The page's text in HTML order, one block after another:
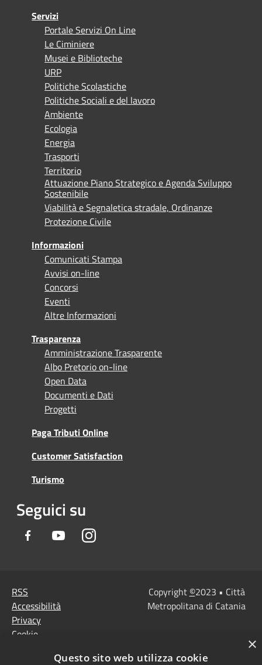
Servizi
Portale Servizi On Line
Le Ciminiere
Musei e Biblioteche
URP
Politiche Scolastiche
Politiche Sociali e del lavoro
Ambiente
Ecologia
Energia
Trasporti
Territorio
Attuazione Piano Strategico e Agenda Sviluppo
Sostenibile
Viabilità e Segnaletica stradale, Ordinanze
Protezione Civile
Informazioni
Comunicati Stampa
Avvisi on-line
Concorsi
Eventi
Altre Informazioni
Trasparenza
Amministrazione Trasparente
Albo Pretorio on-line
Open Data
Documenti e Dati
Progetti
Paga Tributi Online
Customer Satisfaction
Turismo
Seguici su
Facebook YoutubeInstagram
RSS
Accessibilità
Privacy
Cookie
Copyright ©2023 • Città
Metropolitana di Catania
×
Questo sito web utilizza cookie